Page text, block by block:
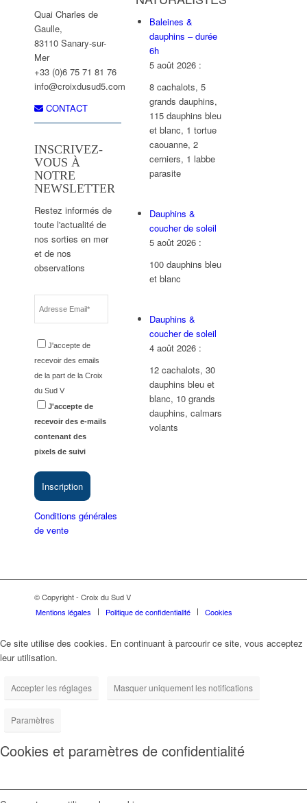
Quai Charles de
Gaulle,
83110 Sanary-sur-
Mer
+33 (0)6 75 71 81 76
info@croixdusud5.com
CONTACT
INSCRIVEZ-
VOUS À
NOTRE
NEWSLETTER
Restez informés de
toute l'actualité de
nos sorties en mer
et de nos
observations
J'accepte de
recevoir des emails
de la part de la Croix
du Sud V
J'accepte de
recevoir des e-mails
contenant des
pixels de suivi
Inscription
Conditions générales
de vente
Baleines &
dauphins – durée
6h
5 août 2026:
8 cachalots, 5
grands dauphins,
115 dauphins bleu
et blanc, 1 tortue
caouanne, 2
cerniers, 1 labbe
parasite
Dauphins &
coucher de soleil
5 août 2026:
100 dauphins bleu
et blanc
Dauphins &
coucher de soleil
4 août 2026:
12 cachalots, 30
dauphins bleu et
blanc, 10 grands
dauphins, calmars
volants
© Copyright - Croix du Sud V
Mentions légales
Politique de confidentialité Cookies
Ce site utilise des cookies. En continuant à parcourir ce site, vous acceptez
leur utilisation.
Accepter les réglages Masquer uniquement les notifications
Paramètres
Cookies et paramètres de confidentialité